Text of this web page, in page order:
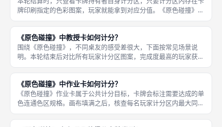
牌印刷指定的色彩图案，玩家就能拿到对应分值。《原色碰撞》灵
感卡每名玩家单独持有，属于私密目标卡牌，不需要和其他玩家竞
争。 无论其他玩家是否达成相同图案，都不会影响灵感卡得分。
灵感卡是
《原色碰撞》中教授卡如何计分？
围绕《原色碰撞》，不同桌友的感受差很大，下面按常见场景说
明。本轮结束后对比所有玩家计分区图案，完成度最高的玩家获取
卡牌分数；出现并列情况，分数由并列玩家平分。 《原色碰撞》
教授卡属于公开公共计分卡牌，和作业卡侧重单一色块不同，教授
卡条件大多
《原色碰撞》中作业卡如何计分？
《原色碰撞》作业卡属于公共计分目标，卡牌会标注需要达成的单
色连通色区规格。画布填满之后，核查每名玩家计分区内最大同色
连通色块。玩家之间互相对比，拥有符合条件最优色块的玩家，拿
下这张作业卡对应的全部分数；多人并列最优则平分分值。 作业